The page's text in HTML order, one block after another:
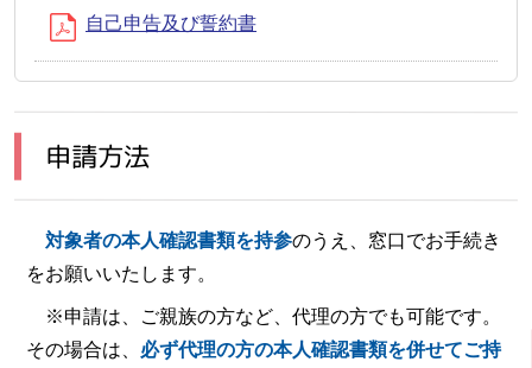
自己申告及び誓約書
申請方法
対象者の本人確認書類を持参のうえ、窓口でお手続き
をお願いいたします。
※申請は、ご親族の方など、代理の方でも可能です。
その場合は、 必ず代理の方の本人確認書類を併せてご持